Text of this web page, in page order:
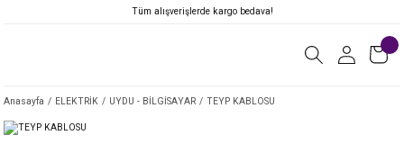
Tüm alışverişlerde kargo bedava!
Anasayfa ELEKTRİK UYDU - BİLGİSAYAR TEYP KABLOSU